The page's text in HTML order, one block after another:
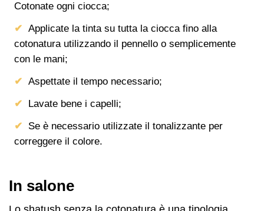
Cotonate ogni ciocca;
Applicate la tinta su tutta la ciocca fino alla
cotonatura utilizzando il pennello o semplicemente
con le mani;
Aspettate il tempo necessario;
Lavate bene i capelli;
Se è necessario utilizzate il tonalizzante per
correggere il colore.
In salone